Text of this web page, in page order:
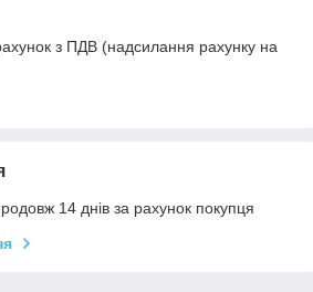
з ПДВ (надсилання рахунку на
14 днів за рахунок покупця